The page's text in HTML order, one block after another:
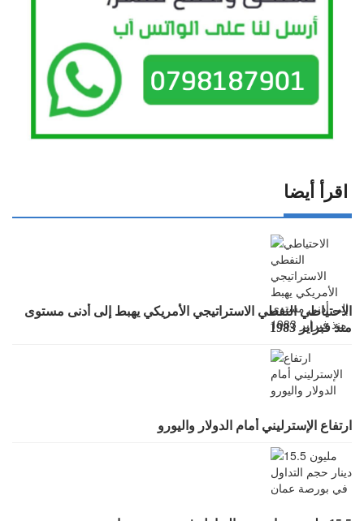
اقرأ أيضا
الاحتياطي النفطي الاستراتيجي الأمريكي يهبط إلى أدنى مستوى
منذ فبراير 1983
ارتفاع الإسترليني أمام الدولار واليورو